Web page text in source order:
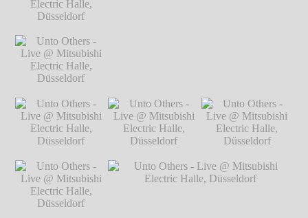
Electric Halle,
Düsseldorf℗
Unto Others - Live
@ Mitsubishi
Electric Halle,
Düsseldorf℗
Unto Others - Live
@ Mitsubishi
Electric Halle,
Düsseldorf℗
Unto Others - Live @ Mitsubishi Electric
Halle, Düsseldorf℗ Markus Hillgärtner
Unto Others - Live
@ Mitsubishi
Electric Halle,
Düsseldorf℗
Unto Others - Live
@ Mitsubishi
Unto Others - Live
@ Mitsubishi